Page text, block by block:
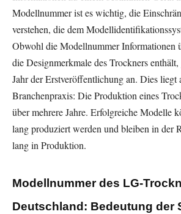
Modellnummer ist es wichtig, die
verstehen, die dem
Obwohl die Modellnummer Informationen
die Designmerkmale des Trockners
Jahr der Erstveröffentlichung an. Dies liegt
Branchenpraxis: Die Produktion eines
über mehrere Jahre. Erfolgreiche Modelle
lang produziert werden und bleiben in der
lang in Produktion.
Modellnummer des LG-
Deutschland: Bedeutung der